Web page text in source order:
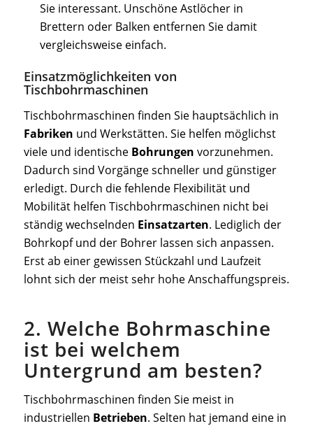
Sie interessant. Unschöne Astlöcher in
Brettern oder Balken entfernen Sie damit
vergleichsweise einfach.
Einsatzmöglichkeiten von
Tischbohrmaschinen
Tischbohrmaschinen finden Sie hauptsächlich in
Fabriken und Werkstätten. Sie helfen möglichst
viele und identische Bohrungen vorzunehmen.
Dadurch sind Vorgänge schneller und günstiger
erledigt. Durch die fehlende Flexibilität und
Mobilität helfen Tischbohrmaschinen nicht bei
ständig wechselnden Einsatzarten. Lediglich der
Bohrkopf und der Bohrer lassen sich anpassen.
Erst ab einer gewissen Stückzahl und Laufzeit
lohnt sich der meist sehr hohe Anschaffungspreis.
2. Welche Bohrmaschine
ist bei welchem
Untergrund am besten?
Tischbohrmaschinen finden Sie meist in
industriellen Betrieben. Selten hat jemand eine in